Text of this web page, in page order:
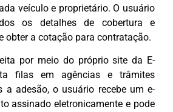
veículo e proprietário. O usuário
os detalhes de cobertura e
obter a cotação para contratação.
por meio do próprio site da E-
filas em agências e trâmites
a adesão, o usuário recebe um e-
assinado eletronicamente e pode